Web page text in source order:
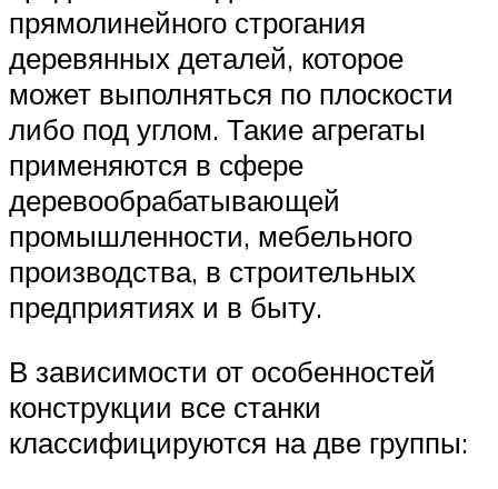
прямолинейного строгания
деревянных деталей, которое
может выполняться по плоскости
либо под углом. Такие агрегаты
применяются в сфере
деревообрабатывающей
промышленности, мебельного
производства, в строительных
предприятиях и в быту.
В зависимости от особенностей
конструкции все станки
классифицируются на две группы: